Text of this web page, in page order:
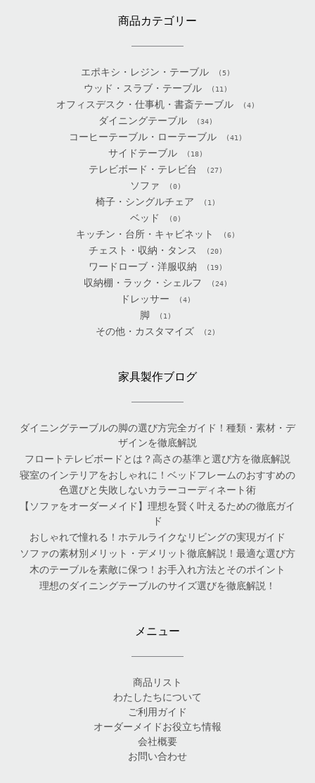
商品カテゴリー
エポキシ・レジン・テーブル (5)
ウッド・スラブ・テーブル (11)
オフィスデスク・仕事机・書斎テーブル (4)
ダイニングテーブル (34)
コーヒーテーブル・ローテーブル (41)
サイドテーブル (18)
テレビボード・テレビ台 (27)
ソファ (0)
椅子・シングルチェア (1)
ベッド (0)
キッチン・台所・キャビネット (6)
チェスト・収納・タンス (20)
ワードローブ・洋服収納 (19)
収納棚・ラック・シェルフ (24)
ドレッサー (4)
脚 (1)
その他・カスタマイズ (2)
家具製作ブログ
ダイニングテーブルの脚の選び方完全ガイド！種類・素材・デ
ザインを徹底解説
フロートテレビボードとは？高さの基準と選び方を徹底解説
寝室のインテリアをおしゃれに！ベッドフレームのおすすめの
色選びと失敗しないカラーコーディネート術
【ソファをオーダーメイド】理想を賢く叶えるための徹底ガイ
ド
おしゃれで憧れる！ホテルライクなリビングの実現ガイド
ソファの素材別メリット・デメリット徹底解説！最適な選び方
木のテーブルを素敵に保つ！お手入れ方法とそのポイント
理想のダイニングテーブルのサイズ選びを徹底解説！
メニュー
商品リスト
わたしたちについて
ご利用ガイド
オーダーメイドお役立ち情報
会社概要
お問い合わせ